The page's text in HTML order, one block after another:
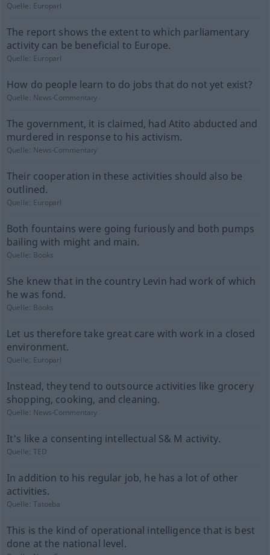
Quelle: Europarl
The report shows the extent to which parliamentary
activity can be beneficial to Europe.
Quelle: Europarl
How do people learn to do jobs that do not yet exist?
Quelle: News-Commentary
The government, it is claimed, had Atito abducted and
murdered in response to his activism.
Quelle: News-Commentary
Their cooperation in these activities should also be
outlined.
Quelle: Europarl
Both fountains were going furiously and both pumps
bailing with might and main.
Quelle: Books
She knew that in the country Levin had work of which
he was fond.
Quelle: Books
Let us therefore take great care with work in a closed
environment.
Quelle: Europarl
Instead, they tend to outsource activities like grocery
shopping, cooking, and cleaning.
Quelle: News-Commentary
It's like a consenting intellectual S& M activity.
Quelle:TED
In addition to his regular job, he has a lot of other
activities.
Quelle:Tatoeba
This is the kind of operational intelligence that is best
done at the national level.